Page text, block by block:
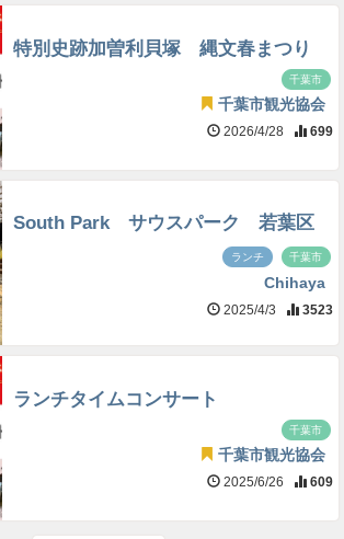
特別史跡加曽利貝塚 縄文春まつり
千葉市
千葉市観光協会
2026/4/28 699
South Park サウスパーク 若葉区
ランチ 千葉市
Chihaya
2025/4/3 3523
ランチタイムコンサート
千葉市
千葉市観光協会
2025/6/26 609